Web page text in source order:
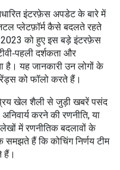
इंटरफ़ेस अपडेट के बारे में
प्लेटफ़ॉर्म कैसे बदलते रहते
को हुए इस बड़े इंटरफ़ेस
दर्शकता और
है। यह जानकारी उन लोगों के
को फॉलो करते हैं।
खेल शैलीसे जुड़ी खबरें पसंद
करने की रणनीति, या
में रणनीतिक बदलावों के
समझते हैं कि कोचिंग निर्णय टीम
हैं।